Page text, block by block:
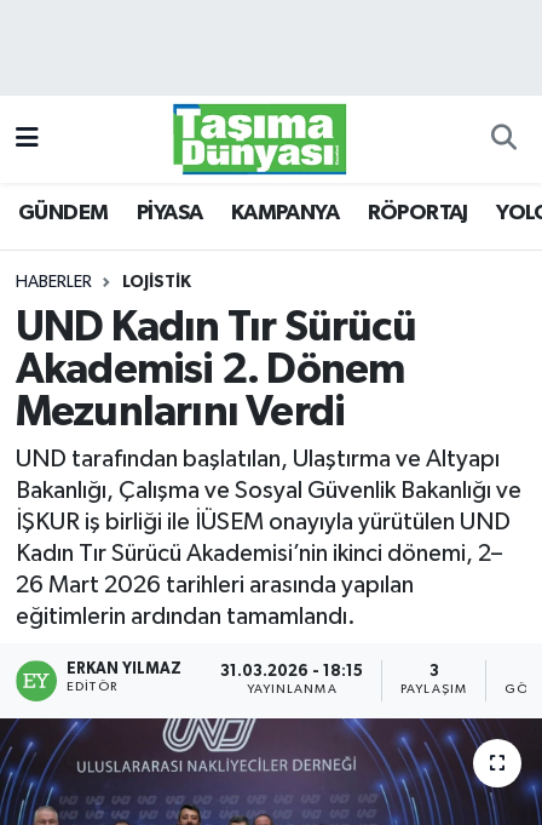
GÜNDEM PİYASA KAMPANYA RÖPORTAJ
HABERLER LOJİSTİK
UND Kadın Tır Sürücü
Akademisi 2. Dönem
Mezunlarını Verdi
UND tarafından başlatılan, Ulaştırma ve Altyapı
Bakanlığı, Çalışma ve Sosyal Güvenlik Bakanlığı ve
İŞKUR iş birliği ile İÜSEM onayıyla yürütülen UND
Kadın Tır Sürücü Akademisi’nin ikinci dönemi, 2–
26 Mart 2026 tarihleri arasında yapılan
eğitimlerin ardından tamamlandı.
ERKAN YILMAZ
EDITÖR
31.03.2026 - 18:15
YAYINLANMA
3
PAYLAŞIM
KAMPANYA
RÖPORTAJ
YOLCU TAŞIMA
LOJİSTİK
E-GAZETE
TAŞITLAR
Trafik Durumu
Süper Lig Puan Durumu ve Fikstür
Tüm Manşetler
Son Dakika Haberleri
Haber Arşivi